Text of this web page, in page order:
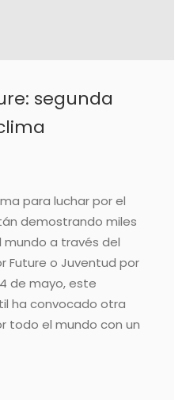
segunda
para luchar por el
demostrando miles
a través del
Future o Juventud por
de mayo, este
ha convocado otra
todo el mundo con un